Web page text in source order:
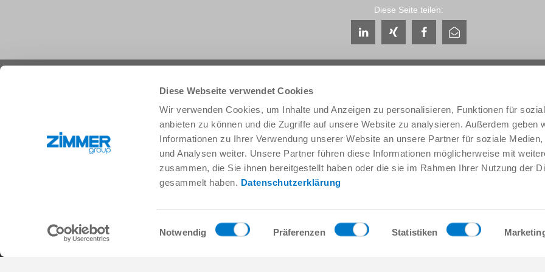
Diese Webseite verwendet Cookies
Wir verwenden Cookies, um Inhalte und Anzeigen zu personalisieren, Funktionen für
anbieten zu können und die Zugriffe auf unsere Website zu analysieren. Außerdem geben
Informationen zu Ihrer Verwendung unserer Website an unsere Partner für soziale Medien,
und Analysen weiter. Unsere Partner führen diese Informationen möglicherweise mit
zusammen, die Sie ihnen bereitgestellt haben oder die sie im Rahmen Ihrer Nutzung der
gesammelt haben. Datenschutzerklärung
Einwilligungsauswahl
Notwendig Präferenzen Statistiken
Diese Seite teilen:
info.de@zimmer-group.com
Robotiklösungen
Produkte
Neuheiten
Systemlösungen
Verfahrenstechnik
Produktfinder
Service & Kontakt
Ansprechpartner weltweit
Service-Kontakt
Kontaktformular
Anfahrt
Unternehmen
THE KNOW-HOW FACTORY
Historie
Awards